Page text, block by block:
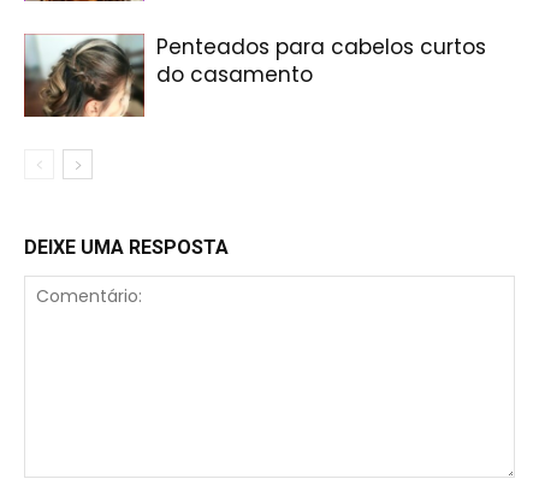
Penteados para cabelos curtos
do casamento
DEIXE UMA RESPOSTA